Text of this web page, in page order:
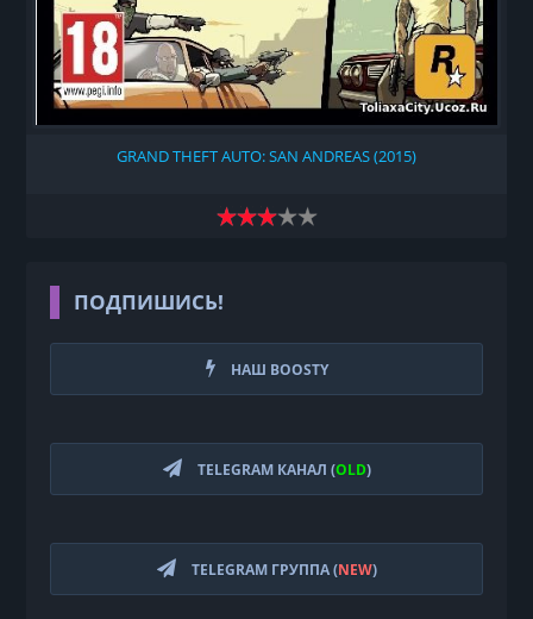
GRAND THEFT AUTO: SAN ANDREAS (2015)
ПОДПИШИСЬ!
НАШ BOOSTY
TELEGRAM КАНАЛ (OLD)
TELEGRAM ГРУППА (NEW)